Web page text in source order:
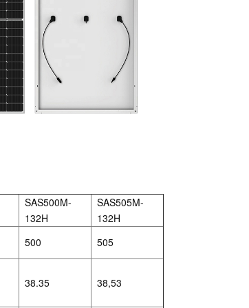
SAS500M-
132H
SAS505M-
132H
500
505
38.35 38,53